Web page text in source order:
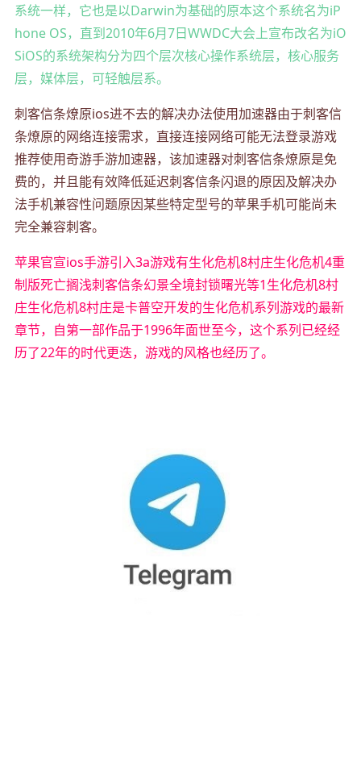
系统一样，它也是以Darwin为基础的原本这个系统名为iP
hone OS，直到2010年6月7日WWDC大会上宣布改名为iO
SiOS的系统架构分为四个层次核心操作系统层，核心服务
层，媒体层，可轻触层系。
刺客信条燎原ios进不去的解决办法使用加速器由于刺客信
条燎原的网络连接需求，直接连接网络可能无法登录游戏
推荐使用奇游手游加速器，该加速器对刺客信条燎原是免
费的，并且能有效降低延迟刺客信条闪退的原因及解决办
法手机兼容性问题原因某些特定型号的苹果手机可能尚未
完全兼容刺客。
苹果官宣ios手游引入3a游戏有生化危机8村庄生化危机4重
制版死亡搁浅刺客信条幻景全境封锁曙光等1生化危机8村
庄生化危机8村庄是卡普空开发的生化危机系列游戏的最新
章节，自第一部作品于1996年面世至今，这个系列已经经
历了22年的时代更迭，游戏的风格也经历了。